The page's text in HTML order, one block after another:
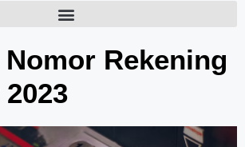
Rekening